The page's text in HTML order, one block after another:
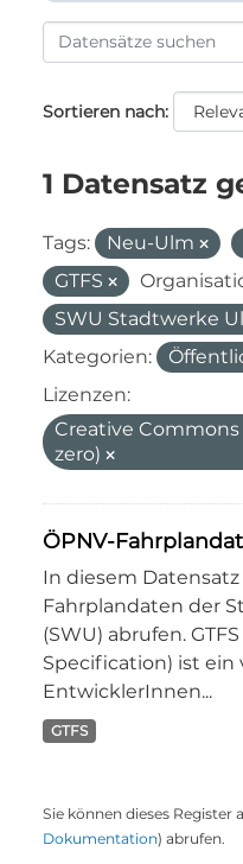
Sortieren nach
1 Datensatz
Tags: Neu-Ulm
GTFS
SWU Stadtwerke
Kategorien:
Lizenzen:
Creative Commons
zero)
ÖPNV-
In diesem Datensatz
Fahrplandaten der
(SWU) abrufen.
Specification) ist ein
EntwicklerInnen...
GTFS
Sie können dieses Register
Dokumentation) abrufen.